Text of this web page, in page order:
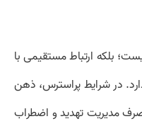
بلکه ارتباط مستقیمی با
در شرایط پراسترس، ذهن
مدیریت تهدید و اضطراب